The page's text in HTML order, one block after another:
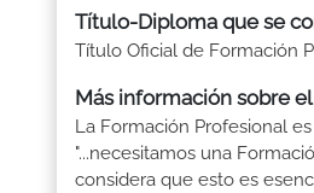
Título-Diploma que se
Título Oficial de Formación
Más información sobre
La Formación Profesional
"...necesitamos una
considera que esto es